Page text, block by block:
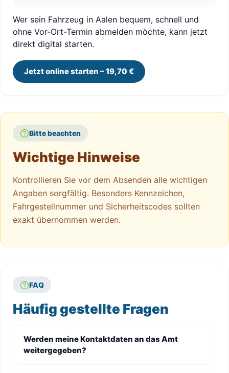
Wer sein Fahrzeug in Aalen bequem, schnell und
ohne Vor-Ort-Termin abmelden möchte, kann jetzt
direkt digital starten.
Jetzt online starten – 19,70 €
Bitte beachten
Wichtige Hinweise
Kontrollieren Sie vor dem Absenden alle wichtigen
Angaben sorgfältig. Besonders Kennzeichen,
Fahrgestellnummer und Sicherheitscodes sollten
exakt übernommen werden.
FAQ
Häufig gestellte Fragen
Werden meine Kontaktdaten an das Amt
weitergegeben?